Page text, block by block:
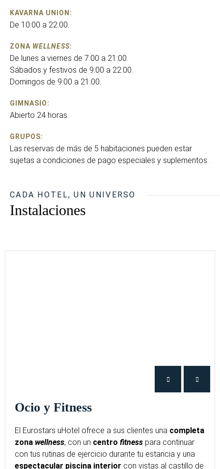
KAVARNA UNION:
De 10:00 a 22:00.
ZONA WELLNESS:
De lunes a viernes de 7:00 a 21:00.
Sábados y festivos de 9:00 a 22:00.
Domingos de 9:00 a 21:00.
GIMNASIO:
Abierto 24 horas.
GRUPOS:
Las reservas de más de 5 habitaciones pueden estar
sujetas a condiciones de pago especiales y suplementos.
CADA HOTEL, UN UNIVERSO
Instalaciones
Ocio y Fitness
El Eurostars uHotel ofrece a sus clientes una completa
zona wellness, con un centro fitness para continuar
con tus rutinas de ejercicio durante tu estancia y una
espectacular piscina interior con vistas al castillo de